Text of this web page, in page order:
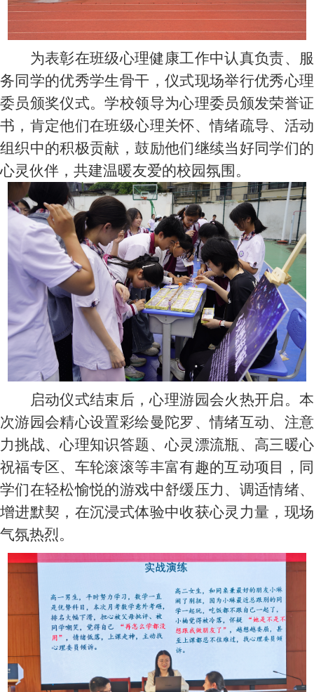
为表彰在班级心理健康工作中认真负责、服
务同学的优秀学生骨干，仪式现场举行优秀心理
委员颁奖仪式。学校领导为心理委员颁发荣誉证
书，肯定他们在班级心理关怀、情绪疏导、活动
组织中的积极贡献，鼓励他们继续当好同学们的
心灵伙伴，共建温暖友爱的校园氛围。
启动仪式结束后，心理游园会火热开启。本
次游园会精心设置彩绘曼陀罗、情绪互动、注意
力挑战、心理知识答题、心灵漂流瓶、高三暖心
祝福专区、车轮滚滚等丰富有趣的互动项目，同
学们在轻松愉悦的游戏中舒缓压力、调适情绪、
增进默契，在沉浸式体验中收获心灵力量，现场
气氛热烈。